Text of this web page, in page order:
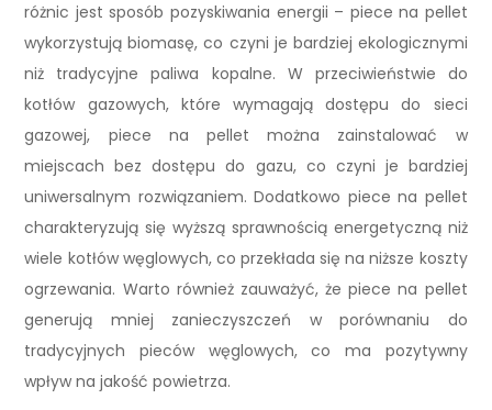
różnic jest sposób pozyskiwania energii – piece na pellet
wykorzystują biomasę, co czyni je bardziej ekologicznymi
niż tradycyjne paliwa kopalne. W przeciwieństwie do
kotłów gazowych, które wymagają dostępu do sieci
gazowej, piece na pellet można zainstalować w
miejscach bez dostępu do gazu, co czyni je bardziej
uniwersalnym rozwiązaniem. Dodatkowo piece na pellet
charakteryzują się wyższą sprawnością energetyczną niż
wiele kotłów węglowych, co przekłada się na niższe koszty
ogrzewania. Warto również zauważyć, że piece na pellet
generują mniej zanieczyszczeń w porównaniu do
tradycyjnych pieców węglowych, co ma pozytywny
wpływ na jakość powietrza.